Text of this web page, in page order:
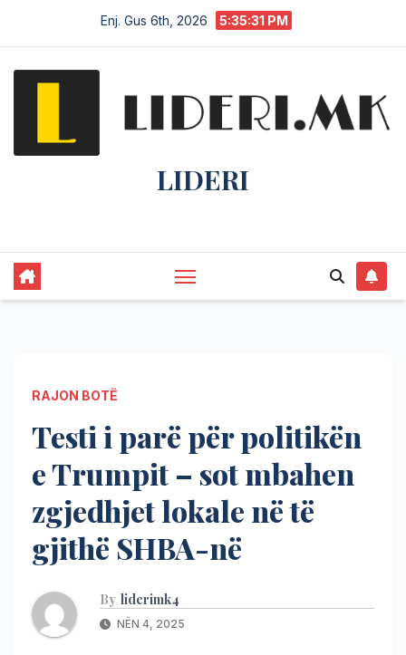
Enj. Gus 6th, 2026 5:35:32 PM
LIDERI
RAJON BOTË
Testi i parë për politikën
e Trumpit – sot mbahen
zgjedhjet lokale në të
gjithë SHBA-në
By liderimk4
NËN 4, 2025